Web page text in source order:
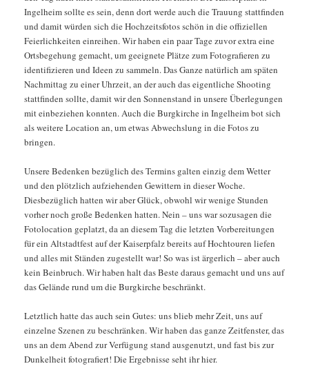
Ingelheim sollte es sein, denn dort werde auch die Trauung stattfinden
und damit würden sich die Hochzeitsfotos schön in die offiziellen
Feierlichkeiten einreihen. Wir haben ein paar Tage zuvor extra eine
Ortsbegehung gemacht, um geeignete Plätze zum Fotografieren zu
identifizieren und Ideen zu sammeln. Das Ganze natürlich am späten
Nachmittag zu einer Uhrzeit, an der auch das eigentliche Shooting
stattfinden sollte, damit wir den Sonnenstand in unsere Überlegungen
mit einbeziehen konnten. Auch die Burgkirche in Ingelheim bot sich
als weitere Location an, um etwas Abwechslung in die Fotos zu
bringen.
Unsere Bedenken bezüglich des Termins galten einzig dem Wetter
und den plötzlich aufziehenden Gewittern in dieser Woche.
Diesbezüglich hatten wir aber Glück, obwohl wir wenige Stunden
vorher noch große Bedenken hatten. Nein – uns war sozusagen die
Fotolocation geplatzt, da an diesem Tag die letzten Vorbereitungen
für ein Altstadtfest auf der Kaiserpfalz bereits auf Hochtouren liefen
und alles mit Ständen zugestellt war! So was ist ärgerlich – aber auch
kein Beinbruch. Wir haben halt das Beste daraus gemacht und uns auf
das Gelände rund um die Burgkirche beschränkt.
Letztlich hatte das auch sein Gutes: uns blieb mehr Zeit, uns auf
einzelne Szenen zu beschränken. Wir haben das ganze Zeitfenster, das
uns an dem Abend zur Verfügung stand ausgenutzt, und fast bis zur
Dunkelheit fotografiert! Die Ergebnisse seht ihr hier.